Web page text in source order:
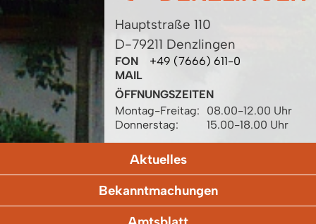
Hauptstraße 110
D-79211 Denzlingen
FON
+49 (7666) 611-0
MAIL
ÖFFNUNGSZEITEN
Montag-Freitag:
08.00-12.00 Uhr
Donnerstag:
15.00-18.00 Uhr
Aktuelles
Bekanntmachungen